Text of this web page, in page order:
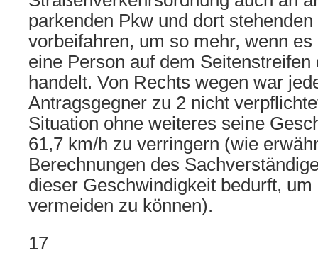
parkenden Pkw und dort
vorbeifahren, um so mehr, wenn
eine Person auf dem
handelt. Von Rechts wegen war
Antragsgegner zu 2 nicht
Situation ohne weiteres seine
61,7 km/h zu verringern (wie
Berechnungen des
dieser Geschwindigkeit bedurft,
vermeiden zu können).
17